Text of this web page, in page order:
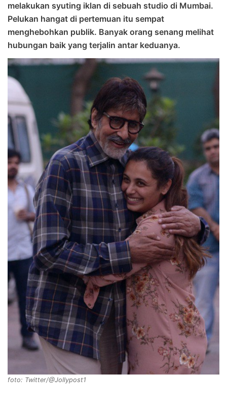
melakukan syuting iklan di sebuah studio di Mumbai.
Pelukan hangat di pertemuan itu sempat
menghebohkan publik. Banyak orang senang melihat
hubungan baik yang terjalin antar keduanya.
foto: Twitter/@Jollypost1